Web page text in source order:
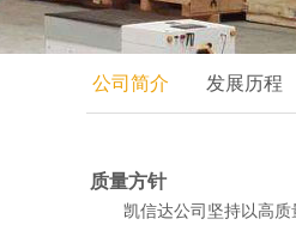
公司简介 发展历程
质量方针
凯信达公司坚持以高质量